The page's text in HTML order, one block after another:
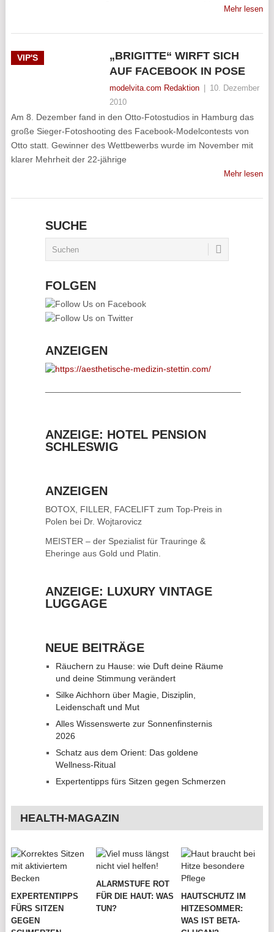
Mehr lesen
VIP'S
„BRIGITTE“ WIRFT SICH
AUF FACEBOOK IN POSE
modelvita.com Redaktion
10. Dezember
2010
Am 8. Dezember fand in den Otto-Fotostudios in Hamburg das
große Sieger-Fotoshooting des Facebook-Modelcontests von
Otto statt. Gewinner des Wettbewerbs wurde im November mit
klarer Mehrheit der 22-jährige
Mehr lesen
SUCHE
FOLGEN
ANZEIGEN
ANZEIGE: HOTEL PENSION
SCHLESWIG
ANZEIGEN
BOTOX, FILLER, FACELIFTzum Top-Preis in
Polen bei Dr. Wojtarovicz
MEISTER – der Spezialist für Trauringe &
Eheringe aus Gold und Platin.
ANZEIGE: LUXURY VINTAGE
LUGGAGE
NEUE BEITRÄGE
Räuchern zu Hause: wie Duft deine Räume
und deine Stimmung verändert
Silke Aichhorn über Magie, Disziplin,
Leidenschaft und Mut
Alles Wissenswerte zur Sonnenfinsternis
2026
Schatz aus dem Orient: Das goldene
Wellness-Ritual
Expertentipps fürs Sitzen gegen Schmerzen
HEALTH-MAGAZIN
EXPERTENTIPPS
FÜRS SITZEN
GEGEN
ALARMSTUFE ROT
FÜR DIE HAUT: WAS
TUN?
HAUTSCHUTZ IM
HITZESOMMER:
WAS IST BETA-